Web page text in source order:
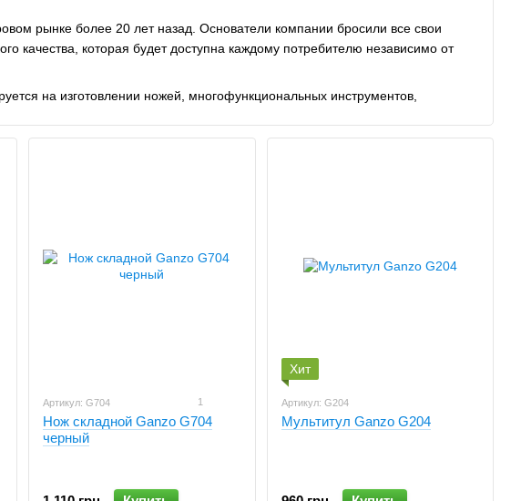
рынке более 20 лет назад. Основатели компании бросили все свои
качества, которая будет доступна каждому потребителю независимо от
на изготовлении ножей, многофункциональных инструментов,
в США, Францию, Германию, Италию, Испанию, Швейцарию, Новую
купить ножи Ganzo по самым привлекательным ценам, с доставкой по
заявку или оформить заказ, позвонив на указанные телефоны.
свое достойное место в арсенале туриста, путешественника, охотники
Ganzo входит демократичная цена на качественные изделия, которые
всем требованиям покупателей.
компании Ганзо собрали лучшие наработки среди разных
лояльную ценовую политику.
Артикул: G704 1
Нож складной Ganzo G704
черный
Хит
Артикул: G204
Мультитул Ganzo G204